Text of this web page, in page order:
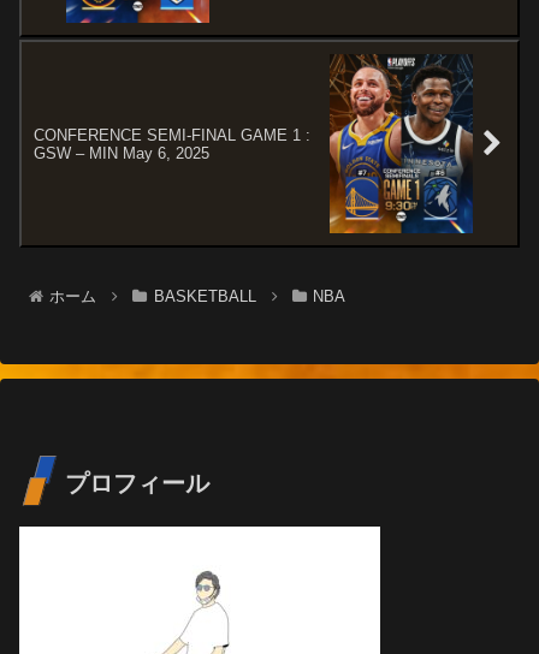
CONFERENCE SEMI-FINAL GAME 1 :
GSW – MIN May 6, 2025
ホーム BASKETBALL NBA
プロフィール